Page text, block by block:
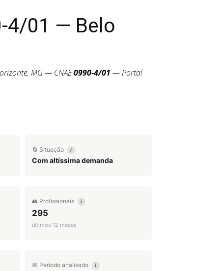
4/01 — Belo
MG — CNAE0990-4/01 — Portal
🔄 Situação i
Com altíssima demanda
👥 Profissionais i
295
últimos 12 meses
📅 Período analisado i